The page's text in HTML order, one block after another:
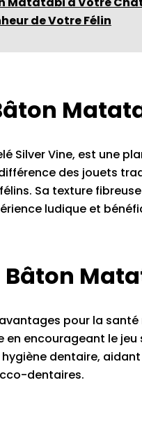
de Votre Félin
Silver Vine, est une
des jouets
Sa texture
ludique et
Bâton
pour la
encourageant le
dentaire,
dentaires.